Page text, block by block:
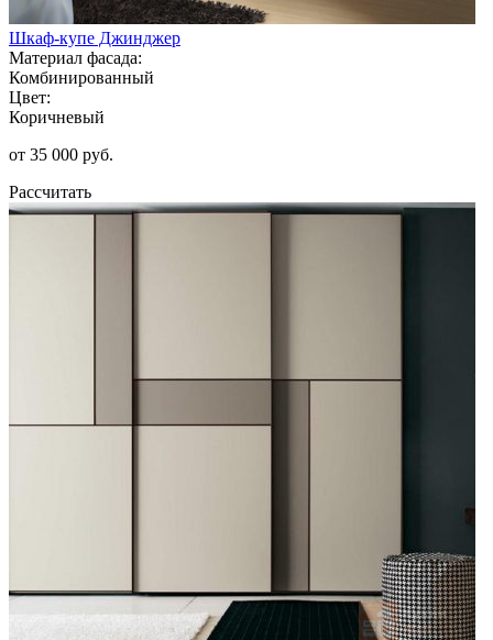
Шкаф-купе Джинджер
Материал фасада:
Комбинированный
Цвет:
Коричневый
от 35 000 руб.
Рассчитать